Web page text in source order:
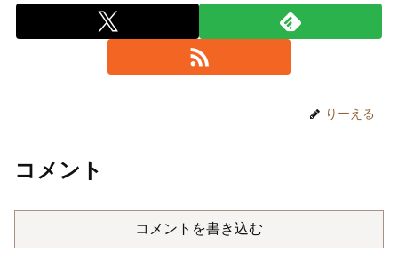
りーえる
コメント
コメントを書き込む